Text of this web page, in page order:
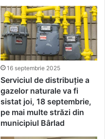
16 septembrie 2025
Serviciul de distribuție a
gazelor naturale va fi
sistat joi, 18 septembrie,
pe mai multe străzi din
municipiul Bârlad